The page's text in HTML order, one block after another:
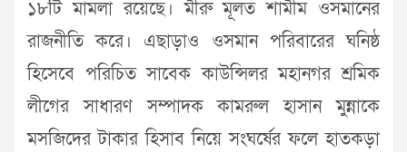
১৮টি মামলা রয়েছে। মীরু মূলত শামীম ওসমানের
রাজনীতি করে। এছাড়াও ওসমান পরিবারের ঘনিষ্ঠ
হিসেবে পরিচিত সাবেক কাউন্সিলর মহানগর শ্রমিক
লীগের সাধারণ সম্পাদক কামরুল হাসান মুন্নাকে
মসজিদের টাকার হিসাব নিয়ে সংঘর্ষের ফলে হাতকড়া